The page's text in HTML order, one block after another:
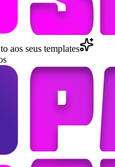
aos seus templates